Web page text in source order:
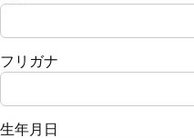
フリガナ
生年月日